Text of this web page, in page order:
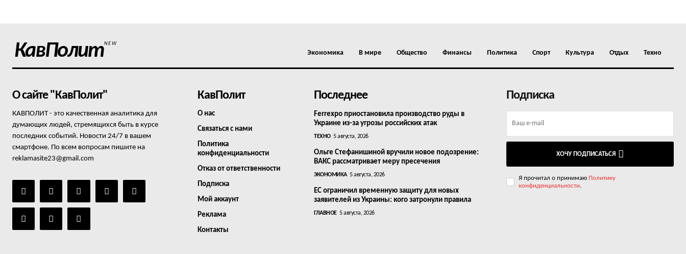
КавПолитNEW
Экономика В мире Общество Финансы Политика Спорт Культура Отдых Техно
О сайте "КавПолит"
КАВПОЛИТ - это качественная аналитика для
думающих людей, стремящихся быть в курсе
последних событий. Новости 24/7 в вашем
смартфоне. По всем вопросам пишите на
reklamasite23@gmail.com
КавПолит
О нас
Связаться с нами
Политика
конфиденциальности
Отказ от ответственности
Подписка
Мой аккаунт
Реклама
Контакты
Последнее
Ferrexpo приостановила производство руды в
Украине из-за угрозы российских атак
ТЕХНО 5 августа, 2026
Ольге Стефанишиной вручили новое подозрение:
ВАКС рассматривает меру пресечения
ЭКОНОМИКА 5 августа, 2026
ЕС ограничил временную защиту для новых
заявителей из Украины: кого затронули правила
ГЛАВНОЕ 5 августа, 2026
Подписка
ХОЧУ ПОДПИСАТЬСЯ
Я прочитал о принимаю Политику
конфиденциальности.